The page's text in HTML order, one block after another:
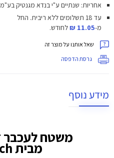
אחריות: שנתיים ע"י בנדא מגנטיק בע"מ
עד 18 תשלומים ללא ריבית.
החל
מ-11.05 ₪ לחודש.
שאל אותנו על מוצר זה
גרסת הדפסה
מידע נוסף
מבית Logitech